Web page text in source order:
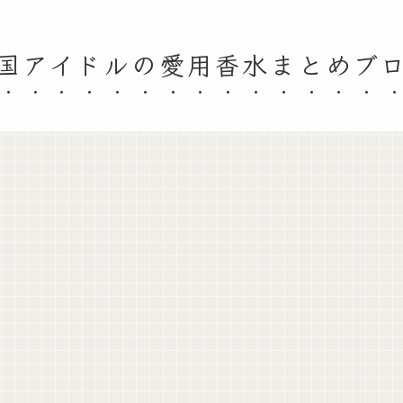
アイドルの愛用香水まとめブ